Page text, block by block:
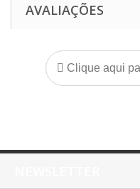
AVALIAÇÕES
Clique aqui